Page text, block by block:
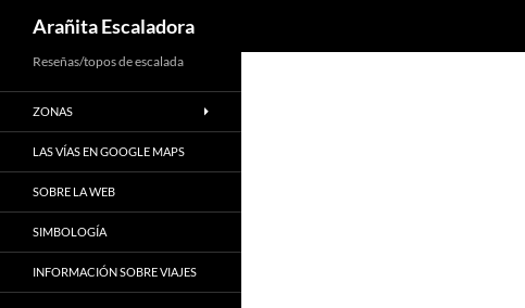
to
content
Arañita Escaladora
Reseñas/topos de escalada
ZONAS
LAS VÍAS EN GOOGLE MAPS
SOBRE LA WEB
SIMBOLOGÍA
INFORMACIÓN SOBRE VIAJES